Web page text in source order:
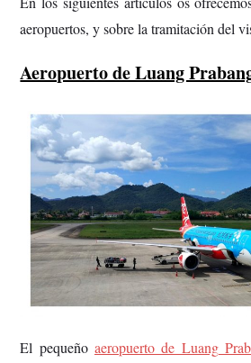
aeropuertos, y sobre la tramitación del
Aeropuerto de Luang
El pequeño aeropuerto de Luang